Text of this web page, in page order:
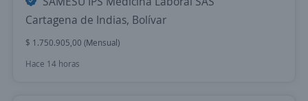
Cartagena de Indias, Bolívar
$ 1.750.905,00 (Mensual)
Hace 14 horas